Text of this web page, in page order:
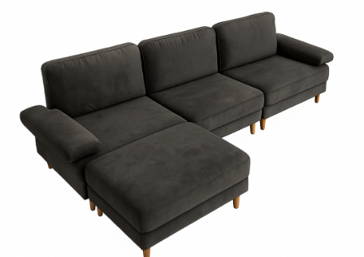
Previous